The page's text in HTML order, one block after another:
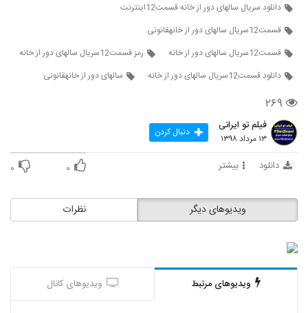
دانلود سریال سالهای دور از خانه قسمت12اینترنت
قسمت12سریال سالهای دور از خانهقانونی
قسمت12سریال سالهای دور از خانه
رمز قسمت12سریال سالهای دور از خانه
دانلود قسمت12سریال سالهای دور از خانه
سالهای دور از خانهقانونی
۲۶۹
فیلم تو ایرانی
۱۳ مرداد ۱۳۹۸ دنبال کردن
دانلود بیشتر ۰ ۰
نظرات ویدیوهای دیگر
ویدیوهای مرتبط ویدیوهای کانال